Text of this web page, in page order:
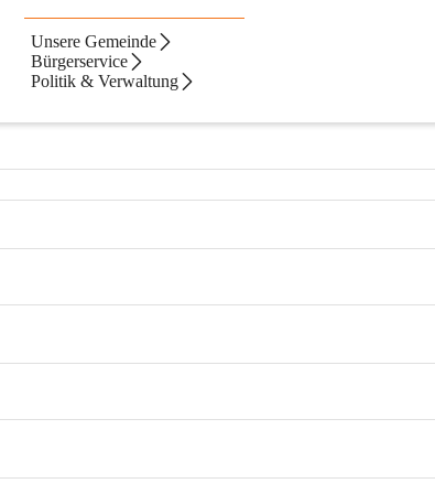
Unsere Gemeinde
Bürgerservice
Politik & Verwaltung